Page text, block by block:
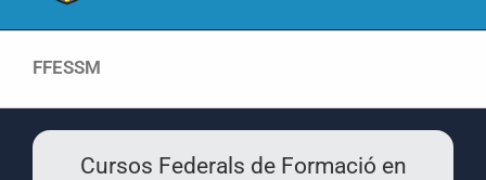
FFESSM
Cursos Federals de Formació en